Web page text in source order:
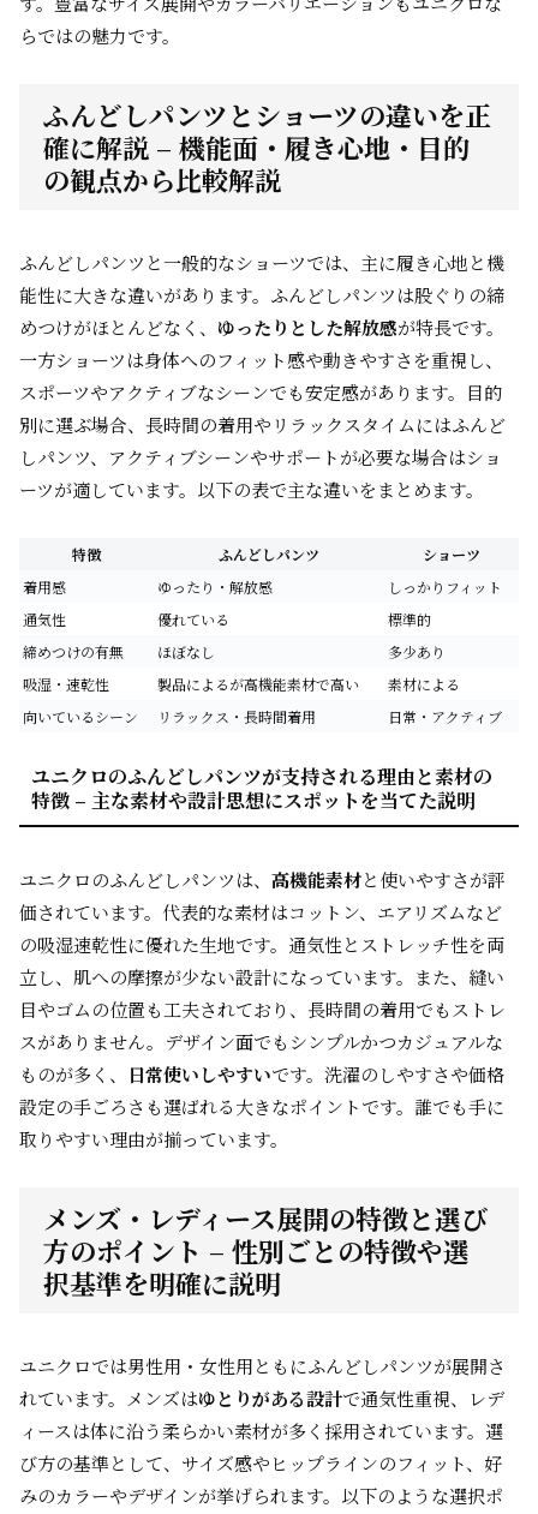
らではの魅力です。
ふんどしパンツとショーツの違いを正
確に解説 – 機能面・履き心地・目的
の観点から比較解説
ふんどしパンツと一般的なショーツでは、主に履き心地と機
能性に大きな違いがあります。ふんどしパンツは股ぐりの締
めつけがほとんどなく、 ゆったりとした解放感が特長です。
一方ショーツは身体へのフィット感や動きやすさを重視し、
スポーツやアクティブなシーンでも安定感があります。目的
別に選ぶ場合、長時間の着用やリラックスタイムにはふんど
しパンツ、アクティブシーンやサポートが必要な場合はショ
ーツが適しています。以下の表で主な違いをまとめます。
特徴 ふんどしパンツ
ショーツ
着用感
ゆったり・解放感
しっかりフィット
通気性
優れている
標準的
締めつけの有無
ほぼなし
多少あり
吸湿・速乾性
製品によるが高機能素材で高い
素材による
向いているシーン
リラックス・長時間着用 日常・アクティブ
ユニクロのふんどしパンツが支持される理由と素材の
特徴 – 主な素材や設計思想にスポットを当てた説明
ユニクロのふんどしパンツは、 高機能素材と使いやすさが評
価されています。代表的な素材はコットン、エアリズムなど
の吸湿速乾性に優れた生地です。通気性とストレッチ性を両
立し、肌への摩擦が少ない設計になっています。また、縫い
目やゴムの位置も工夫されており、長時間の着用でもストレ
スがありません。デザイン面でもシンプルかつカジュアルな
ものが多く、
日常使いしやすいです。洗濯のしやすさや価格
設定の手ごろさも選ばれる大きなポイントです。誰でも手に
取りやすい理由が揃っています。
メンズ・レディース展開の特徴と選び
方のポイント – 性別ごとの特徴や選
択基準を明確に説明
ユニクロでは男性用・女性用ともにふんどしパンツが展開さ
れています。メンズはゆとりがある設計で通気性重視、レデ
ィースは体に沿う柔らかい素材が多く採用されています。選
び方の基準として、サイズ感やヒップラインのフィット、好
みのカラーやデザインが挙げられます。以下のような選択ポ